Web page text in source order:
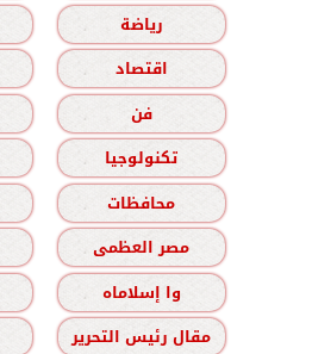
رياضة
اقتصاد
فن
تكنولوجيا
محافظات
مصر العظمى
وا إسلاماه
مقال رئيس التحرير